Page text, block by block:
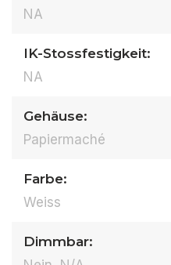
NA
IK-Stossfestigkeit:
NA
Gehäuse:
Papiermaché
Farbe:
Weiss
Dimmbar: